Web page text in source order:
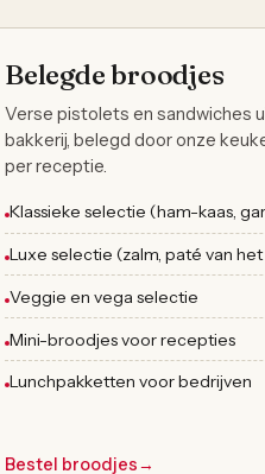
Belegde broodjes
Verse pistolets en sandwiches
bakkerij, belegd door onze
per receptie.
Klassieke selectie (ham-kaas,
Luxe selectie (zalm, paté van
Veggie en vega selectie
Mini-broodjes voor recepties
Lunchpakketten voor bedrijven
Bestel broodjes→